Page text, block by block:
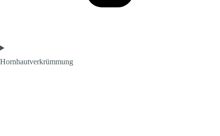
Hornhautverkrümmung